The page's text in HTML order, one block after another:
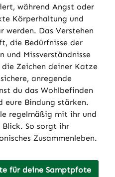
während Angst oder
Körperhaltung und
werden. Das Verstehen
die Bedürfnisse der
und Missverständnisse
Zeichen deiner Katze
anregende
du das Wohlbefinden
eure Bindung stärken.
regelmäßig mit ihr und
So sorgt ihr
Zusammenleben.
für deine Samptpfote